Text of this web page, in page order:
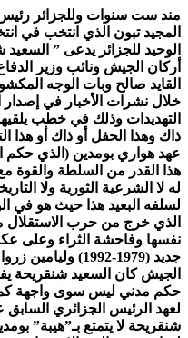
مند ست سنوات وللجزائر
المجيد تبون الذي انتخب في
الوحيد للجزائر يدعى ”
أركان الجيش ونائب وزير
القايد صالح وبات الوجه
خلال نشرات الأخبار في إصدار
التهديدات وذلك في خطب
ذاك وهذا الحفل أو ذاك أو هذا
هذا القدر من السلطة والقوة
له لا الشرعية الثورية ولا
لسلفه البعيد هذا حيث هو في
الذي خرج من حرب الاستقلال
نفسها وفاحشة الثراء وعلى
الجيش كان السعيد شنقريحة
حكم مدني ليس سوى واجهة كما
لعهد الرئيس الجزائري السابق
شنقريحة لا يتمتع بـ”هيبة”